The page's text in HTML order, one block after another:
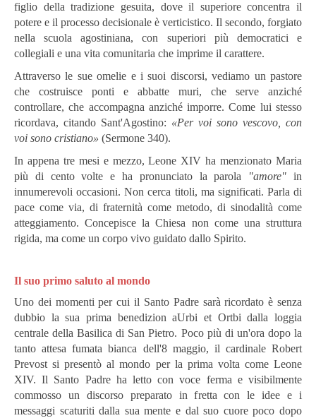
figlio della tradizione gesuita, dove il superiore concentra il
potere e il processo decisionale è verticistico. Il secondo, forgiato
nella scuola agostiniana, con superiori più democratici e
collegiali e una vita comunitaria che imprime il carattere.
Attraverso le sue omelie e i suoi discorsi, vediamo un pastore
che costruisce ponti e abbatte muri, che serve anziché
controllare, che accompagna anziché imporre. Come lui stesso
ricordava, citando Sant'Agostino: «Per voi sono vescovo, con
voi sono cristiano» (Sermone 340).
In appena tre mesi e mezzo, Leone XIV ha menzionato Maria
più di cento volte e ha pronunciato la parola
"amore" in
innumerevoli occasioni. Non cerca titoli, ma significati. Parla di
pace come via, di fraternità come metodo, di sinodalità come
atteggiamento. Concepisce la Chiesa non come una struttura
rigida, ma come un corpo vivo guidato dallo Spirito.
Il suo primo saluto al mondo
Uno dei momenti per cui il Santo Padre sarà ricordato è senza
dubbio la sua prima benedizion aUrbi et Ortbi dalla loggia
centrale della Basilica di San Pietro. Poco più di un'ora dopo la
tanto attesa fumata bianca dell'8 maggio, il cardinale Robert
Prevost si presentò al mondo per la prima volta come Leone
XIV.Il Santo Padre ha letto con voce ferma e visibilmente
commosso un discorso preparato in fretta con le idee e i
messaggi scaturiti dalla sua mente e dal suo cuore poco dopo